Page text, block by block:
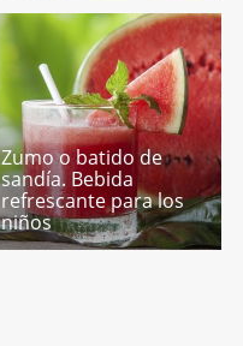
Zumo o batido de
sandía. Bebida
refrescante para los
niños